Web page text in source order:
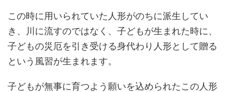
この時に用いられていた人形がのちに派生してい
き、川に流すのではなく、子どもが生まれた時に、
子どもの災厄を引き受ける身代わり人形として贈る
という風習が生まれます。
子どもが無事に育つよう願いを込められたこの人形